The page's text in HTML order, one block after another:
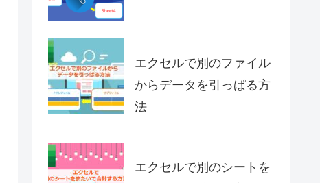
エクセルで別のファイル
からデータを引っぱる方
法
エクセルで別のシートを